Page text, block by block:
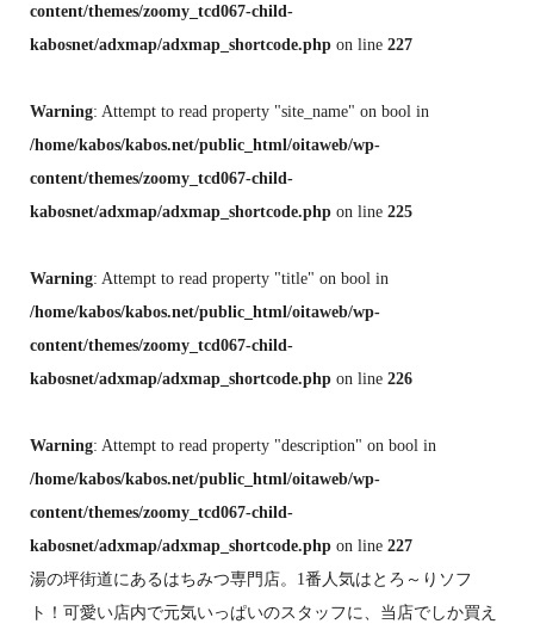
content/themes/zoomy_tcd067-child-
kabosnet/adxmap/adxmap_shortcode.phpon line 227
Warning: Attempt to read property "site_name" on bool in
/home/kabos/kabos.net/public_html/oitaweb/wp-
content/themes/zoomy_tcd067-child-
kabosnet/adxmap/adxmap_shortcode.phpon line 225
Warning: Attempt to read property "title" on bool in
/home/kabos/kabos.net/public_html/oitaweb/wp-
content/themes/zoomy_tcd067-child-
kabosnet/adxmap/adxmap_shortcode.phpon line 226
Warning: Attempt to read property "description" on bool in
/home/kabos/kabos.net/public_html/oitaweb/wp-
content/themes/zoomy_tcd067-child-
kabosnet/adxmap/adxmap_shortcode.phpon line 227
湯の坪街道にあるはちみつ専門店。1番人気はとろ～りソフ
ト！可愛い店内で元気いっぱいのスタッフに、当店でしか買え